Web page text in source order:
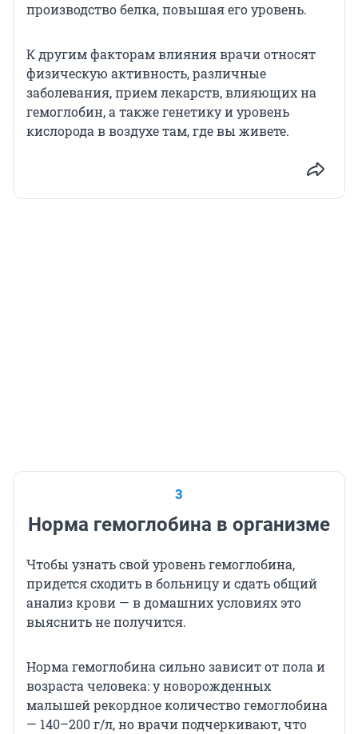
производство белка, повышая его уровень.
К другим факторам влияния врачи относят
физическую активность, различные
заболевания, прием лекарств, влияющих на
гемоглобин, а также генетику и уровень
кислорода в воздухе там, где вы живете.
3
Норма гемоглобина в организме
Чтобы узнать свой уровень гемоглобина,
придется сходить в больницу и сдать общий
анализ крови — в домашних условиях это
выяснить не получится.
Норма гемоглобина сильно зависит от пола и
возраста человека: у новорожденных
малышей рекордное количество гемоглобина
— 140–200 г/л, но врачи подчеркивают, что